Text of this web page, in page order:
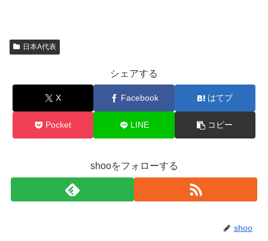
日本A代表
シェアする
X Facebook はてブ
Pocket LINE コピー
shooをフォローする
shoo